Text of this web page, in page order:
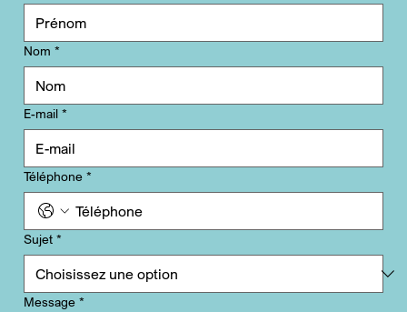
Nom *
E-mail *
Téléphone *
Sujet *
Message *